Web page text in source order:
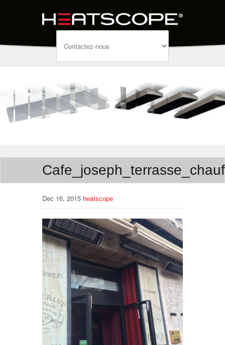
Dec 16, 2015 heatscope